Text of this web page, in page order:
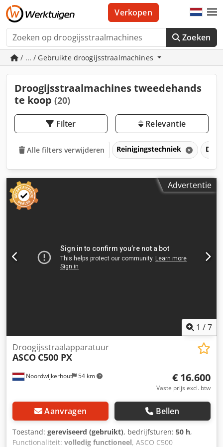
Zoeken
Verkopen
/ ... / Gebruikte droogijsstraalmachines
Droogijsstraalmachines tweedehands
te koop (20)
Filter Relevantie
Alle filters verwijderen Reinigingstechniek
Advertentie
1 /7
Noordwijkerhout 54 km
Droogijsstraalapparatuur
ASCO C500 PX
€ 16.600
Vaste prijs excl. btw
Aanvragen Bellen
Toestand: gereviseerd (gebruikt), bedrijfsturen: 50 h,
Functionaliteit: volledig functioneel, ASCO C500